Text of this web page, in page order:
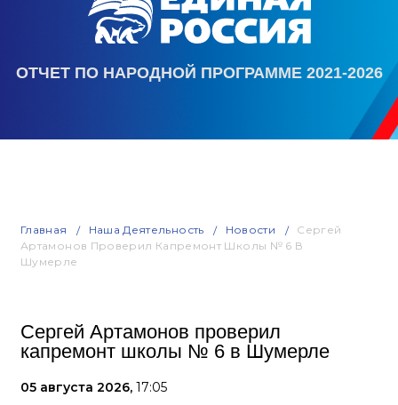
ОТЧЕТ ПО НАРОДНОЙ ПРОГРАММЕ 2021-2026
Главная Наша Деятельность Новости
Сергей
Артамонов Проверил Капремонт Школы № 6 В
Шумерле
Сергей Артамонов проверил
капремонт школы № 6 в Шумерле
05 августа 2026, 17:05